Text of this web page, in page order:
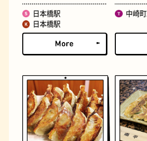
握り寿司 花屋
日本橋駅
日本橋駅
中崎